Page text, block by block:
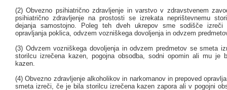
(2) Obvezno psihiatrično zdravljenje in varstvo v zdravstvenem
psihiatrično zdravljenje na prostosti se izrekata neprištevnemu
dejanja samostojno. Poleg teh dveh ukrepov sme sodišče izreči
opravljanja poklica, odvzem vozniškega dovoljenja in odvzem
(3) Odvzem vozniškega dovoljenja in odvzem predmetov se smeta
storilcu izrečena kazen, pogojna obsodba, sodni opomin ali mu je
kazen.
(4) Obvezno zdravljenje alkoholikov in narkomanov in prepoved
smeta izreči, če je bila storilcu izrečena kazen zapora ali v pogojni